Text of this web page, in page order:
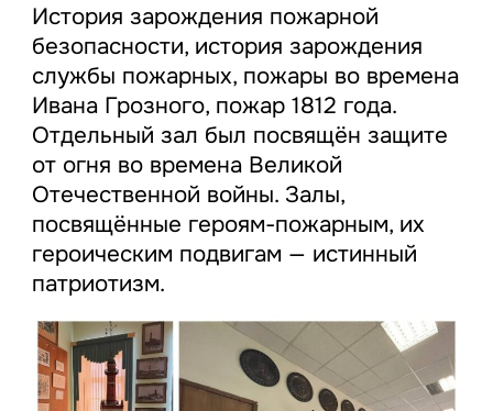
История зарождения пожарной
безопасности, история зарождения
службы пожарных, пожары во времена
Ивана Грозного, пожар 1812 года.
Отдельный зал был посвящён защите
от огня во времена Великой
Отечественной войны. Залы,
посвящённые героям-пожарным, их
героическим подвигам — истинный
патриотизм.